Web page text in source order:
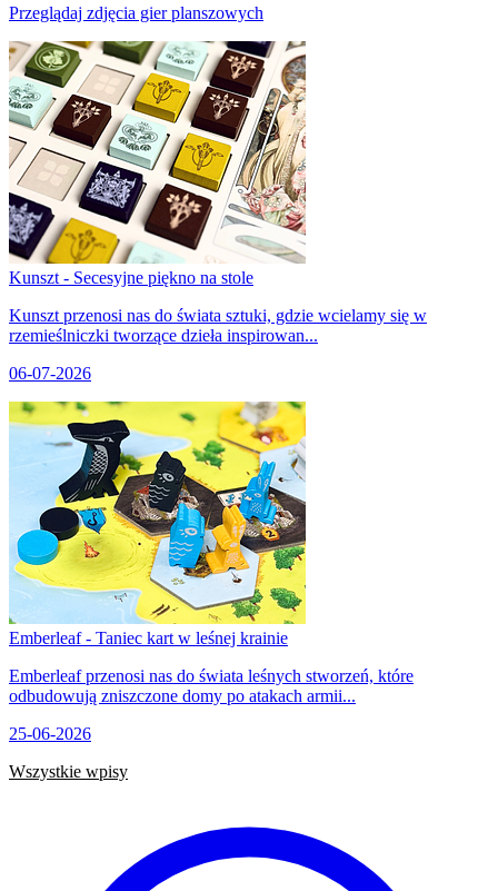
Przeglądaj zdjęcia gier planszowych
Kunszt - Secesyjne piękno na stole
Kunszt przenosi nas do świata sztuki, gdzie wcielamy się w
rzemieślniczki tworzące dzieła inspirowan...
06-07-2026
Emberleaf - Taniec kart w leśnej krainie
Emberleaf przenosi nas do świata leśnych stworzeń, które
odbudowują zniszczone domy po atakach armii...
25-06-2026
Wszystkie wpisy